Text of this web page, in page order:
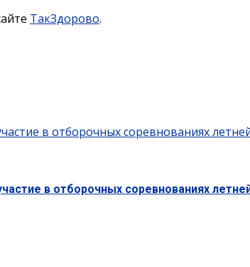
ТакЗдорово.
в отборочных соревнованиях
в отборочных соревнованиях